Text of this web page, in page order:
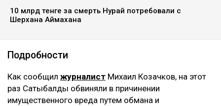
10 млрд тенге за смерть Нурай потребовали с
Шерхана Аймахана
Подробности
Как сообщил журналист Михаил Козачков, на этот
раз Сатыбалды обвиняли в причинении
имущественного вреда путем обмана и